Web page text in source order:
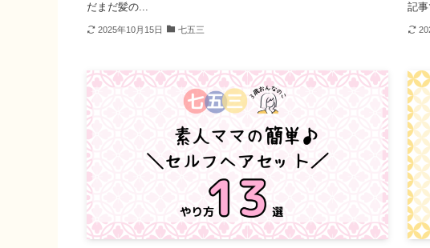
だまだ髪の...
2025年10月15日 七五三
記